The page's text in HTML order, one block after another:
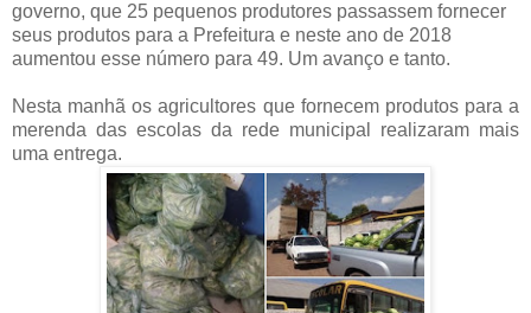
governo, que 25 pequenos produtores passassem fornecer
seus produtos para a Prefeitura e neste ano de 2018
aumentou esse número para 49. Um avanço e tanto.
Nesta manhã os agricultores que fornecem produtos para a
merenda das escolas da rede municipal realizaram mais
uma entrega.